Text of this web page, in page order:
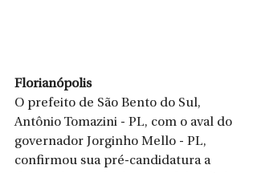
Florianópolis
O prefeito de São Bento do Sul,
Antônio Tomazini - PL, com o aval do
governador Jorginho Mello - PL,
confirmou sua pré-candidatura a